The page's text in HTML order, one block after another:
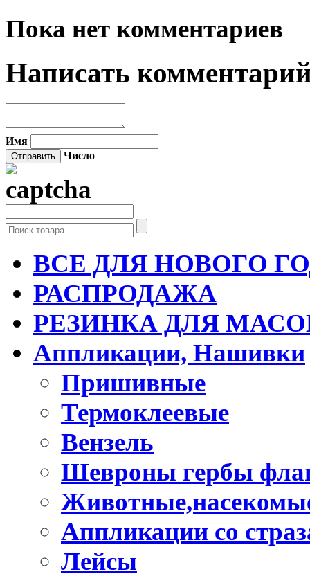
Пока нет комментариев
Написать
Имя
Число
ВСЕ ДЛЯ НОВОГО
РАСПРОДАЖА
РЕЗИНКА ДЛЯ
Аппликации, Нашивки
Пришивные
Термоклеевые
Вензель
Шевроны гербы
Аппликации со
Лейсы